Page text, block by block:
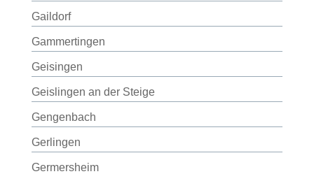
Gaildorf
Gammertingen
Geisingen
Geislingen an der Steige
Gengenbach
Gerlingen
Germersheim